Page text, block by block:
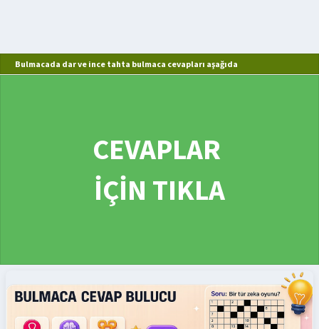
Bulmacada dar ve ince tahta bulmaca cevapları aşağıda
CEVAPLAR
İÇİN TIKLA